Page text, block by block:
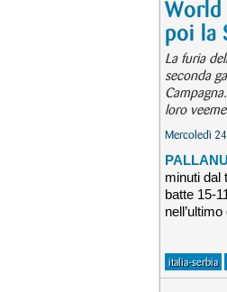
World
poi la
La furia
seconda
loro
Mercoledì
minuti dal
batte 15-
italia-serbia